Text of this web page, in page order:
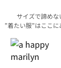
サイズで諦めな
”着たい服”はここに